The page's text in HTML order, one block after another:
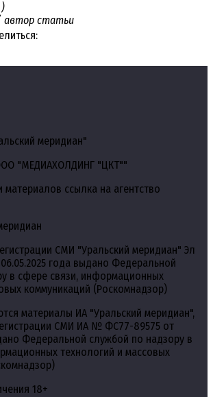
автор статьи
меридиан"
"МЕДИАХОЛДИНГ "ЦКТ""
материалов ссылка на агентство
СМИ "Уральский меридиан" Эл
года выдано Федеральной
в сфере связи, информационных
коммуникаций (Роскомнадзор)
материалы ИА "Уральский меридиан",
СМИ ИА № ФС77-89575 от
Федеральной службой по надзору в
технологий и массовых
18+